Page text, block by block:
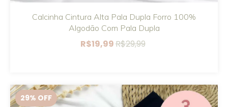
Calcinha Cintura Alta Pala Dupla Forro 100%
Algodão Com Pala Dupla
R$19,99R$29,99
29% OFF